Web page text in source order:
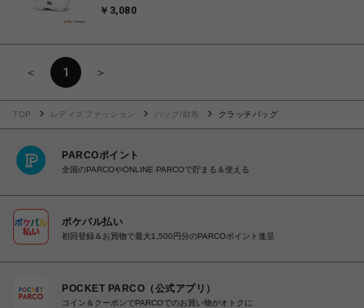
￥3,080
＜ 1 ＞
TOP レディスファッション バッグ/財布 クラッチバッグ
PARCOポイント
全国のPARCOやONLINE PARCOで貯まる＆使える
ポケパル払い
初回登録＆お買物で最大1,500円分のPARCOポイント進呈
POCKET PARCO（公式アプリ）
コイン＆クーポンでPARCOでのお買い物がオトクに